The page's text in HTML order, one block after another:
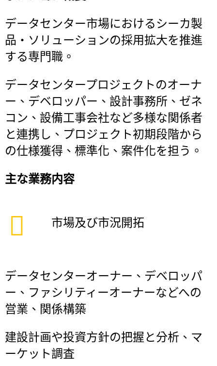
データセンター市場におけるシーカ製
品・ソリューションの採用拡大を推進
する専門職。
データセンタープロジェクトのオーナ
ー、デベロッパー、設計事務所、ゼネ
コン、設備工事会社など多様な関係者
と連携し、プロジェクト初期段階から
の仕様獲得、標準化、案件化を担う。
主な業務内容
市場及び市況開拓
データセンターオーナー、デベロッパ
ー、ファシリティーオーナーなどへの
営業、関係構築
建設計画や投資方針の把握と分析、マ
ーケット調査